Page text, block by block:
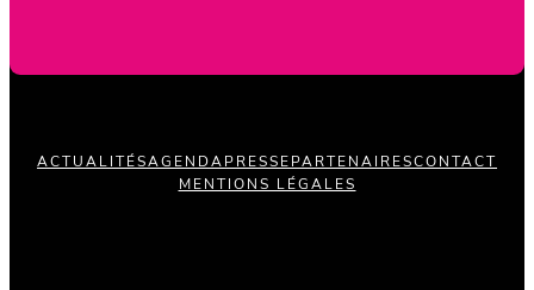
ACTUALITÉSAGENDAPRESSEPARTENAIRESCONTACT
MENTIONS LÉGALES